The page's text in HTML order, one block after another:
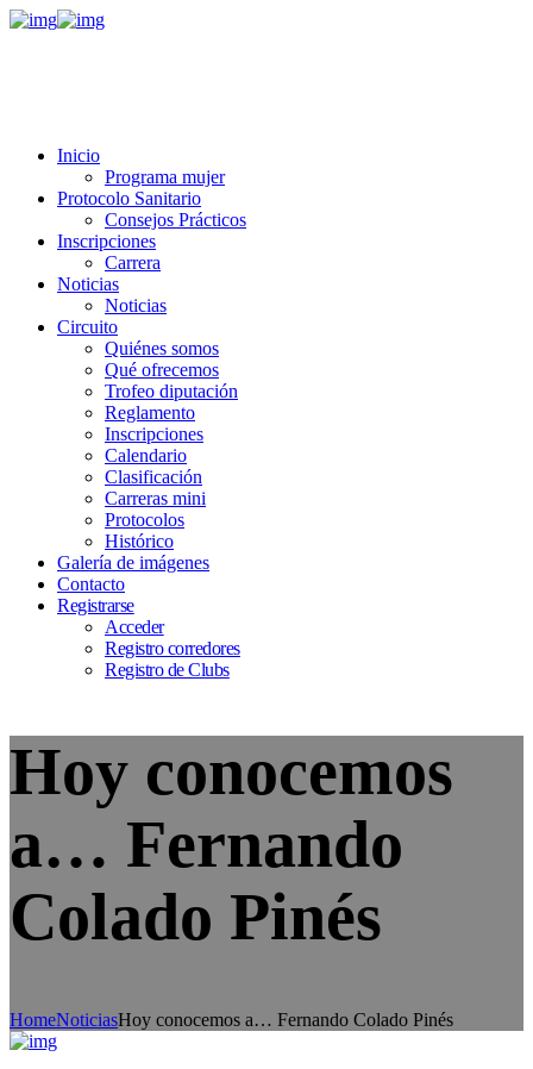
Inicio
Programa mujer
Protocolo Sanitario
Consejos Prácticos
Inscripciones
Carrera
Noticias
Noticias
Circuito
Quiénes somos
Qué ofrecemos
Trofeo diputación
Reglamento
Inscripciones
Calendario
Clasificación
Carreras mini
Protocolos
Histórico
Galería de imágenes
Contacto
Registrarse
Acceder
Registro corredores
Registro de Clubs
Hoy conocemos
a… Fernando
Colado Pinés
HomeNoticiasHoy conocemos a… Fernando Colado Pinés